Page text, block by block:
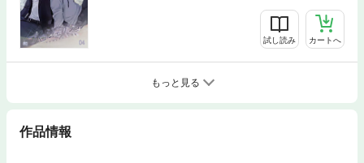
試し読み カートへ
もっと見る
作品情報